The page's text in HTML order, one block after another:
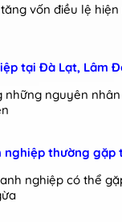
vốn điều lệ
tại Đà Lạt, Lâm
nguyên
thường
nghiệp có thể